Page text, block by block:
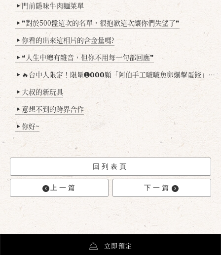
▶ 門前隱味牛肉麵菜單
▶ ❞對於500盤這次的名單，很抱歉這次讓你們失望了❞
▶ 你看的出來這相片的含金量嗎?
▶ ❝人生中總有雜音，但你不用每一句都回應❞
▶ 🔥台中人限定！限量➊𝟬𝟬𝟬顆「阿伯手工啵啵魚卵爆擊蛋餃」台北已被搶爆2萬顆，最後名額門前隱味只留給你！🥟💥
▶ 大叔的新玩具
▶ 意想不到的跨界合作
▶ 你好~
回列表頁
上一篇 下一篇
立即預定